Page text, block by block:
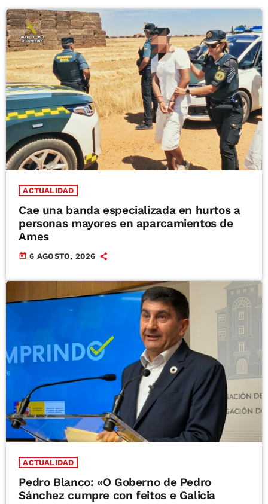
ACTUALIDAD
Cae una banda especializada en hurtos a
personas mayores en aparcamientos de
Ames
today 6 AGOSTO, 2026
ACTUALIDAD
Pedro Blanco: «O Goberno de Pedro
Sánchez cumpre con feitos e Galicia